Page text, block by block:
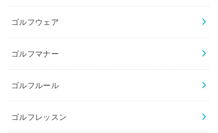
ゴルフウェア
ゴルフマナー
ゴルフルール
ゴルフレッスン